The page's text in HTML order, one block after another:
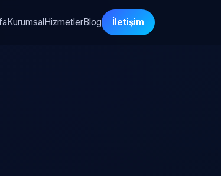
KurumsalHizmetlerBlog İletişim